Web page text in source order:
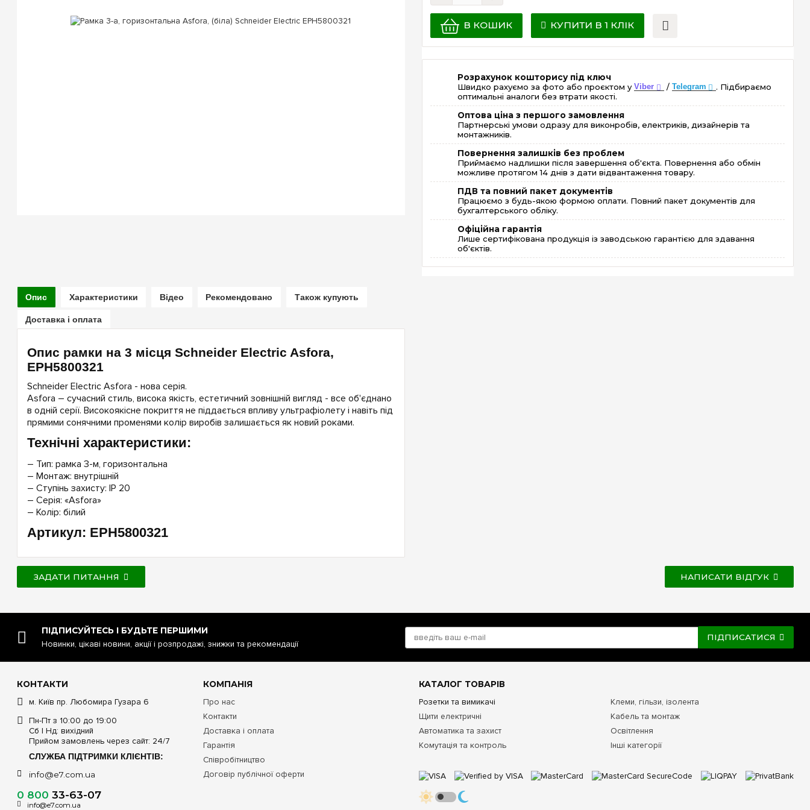
В КОШИК КУПИТИ В 1 КЛІК
Розрахунок кошторису під ключ
Швидко рахуємо за фото або проєктом уViber / Telegram
. Підбираємо
оптимальні аналоги без втрати якості.
Оптова ціна з першого замовлення
Партнерські умови одразу для виконробів, електриків, дизайнерів та
монтажників.
Повернення залишків без проблем
Приймаємо надлишки після завершення об'єкта. Повернення або обмін
можливе протягом 14 днів з дати відвантаження товару.
ПДВ та повний пакет документів
Працюємо з будь-якою формою оплати. Повний пакет документів для
бухгалтерського обліку.
Офіційна гарантія
Лише сертифікована продукція із заводською гарантією для здавання
об'єктів.
Опис Характеристики Відео Рекомендовано Також купують
Доставка і оплата
Опис рамки на 3 місця Schneider Electric Asfora,
EPH5800321
Schneider Electric Asfora - нова серія.
Asfora – cучасний стиль, висока якість, естетичний зовнішній вигляд - все об'єднано
в одній серії. Високоякісне покриття не піддається впливу ультрафіолету і навіть під
прямими сонячними променями колір виробів залишається як новий роками.
Технічні характеристики:
– Тип: рамка 3-м, горизонтальна
– Монтаж: внутрішній
– Ступінь захисту: IP 20
– Серія: «Asfora»
– Колір: білий
Артикул: EPH5800321
ЗАДАТИ ПИТАННЯ НАПИСАТИ ВІДГУК
ПІДПИСУЙТЕСЬ І БУДЬТЕ ПЕРШИМИ
Новинки, цікаві новини, акції і розпродажі, знижки та рекомендації
ПІДПИСАТИСЯ
КОНТАКТИ
м. Київ пр. Любомира Гузара 6
Пн-Пт з 10:00 до 19:00
Сб | Нд: вихідний
Прийом замовлень через сайт: 24/7
СЛУЖБА ПІДТРИМКИ КЛІЄНТІВ:
info@e7.com.ua
0 800 33-63-07
info@e7.com.ua
КОМПАНІЯ
Про нас
Контакти
Доставка і оплата
Гарантія
Співробітництво
Договір публічної оферти
КАТАЛОГ ТОВАРІВ
Розетки та вимикачі
Щити електричні
Автоматика та захист
Комутація та контроль
Клеми, гільзи, ізолента
Кабель та монтаж
Освітлення
Інші категорії